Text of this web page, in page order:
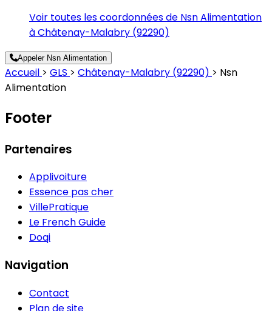
Voir toutes les coordonnées de Nsn Alimentation
à Châtenay-Malabry (92290)
Appeler Nsn Alimentation
Accueil > GLS > Châtenay-Malabry (92290) > Nsn
Alimentation
Footer
Partenaires
Applivoiture
Essence pas cher
VillePratique
Le French Guide
Doqi
Navigation
Contact
Plan de site